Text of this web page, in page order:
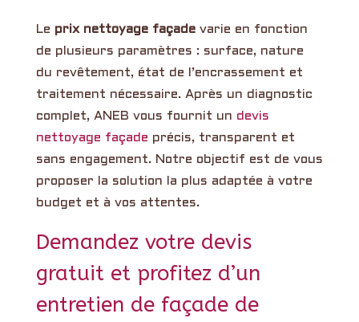
Le prix nettoyage façadevarie en fonction
de plusieurs paramètres : surface, nature
du revêtement, état de l’encrassement et
traitement nécessaire. Après un diagnostic
complet, ANEB vous fournit un devis
nettoyage façade précis, transparent et
sans engagement. Notre objectif est de vous
proposer la solution la plus adaptée à votre
budget et à vos attentes.
Demandez votre devis
gratuit et profitez d’un
entretien de façade de